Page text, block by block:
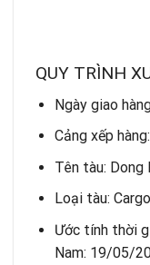
QUY TRÌNH
Ngày giao
Cảng xếp
Tên tàu: Dong
Loại tàu:
Ước tính thời
Nam: 19/05/